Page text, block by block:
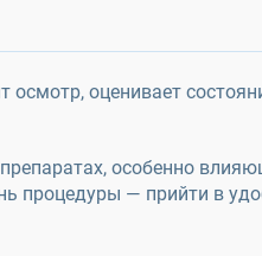
оценивает
особенно
процедуры — прийти в